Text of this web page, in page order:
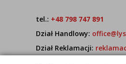
tel.: +48 798 747 891
Dział Handlowy:
Dział Reklamacji: